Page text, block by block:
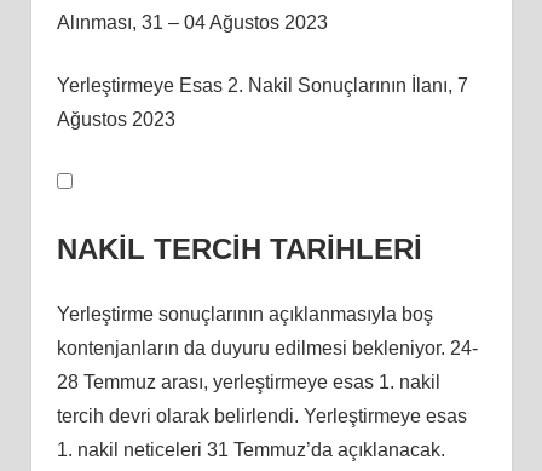
Alınması, 31 – 04 Ağustos 2023
Yerleştirmeye Esas 2. Nakil Sonuçlarının İlanı, 7
Ağustos 2023
NAKİL TERCİH TARİHLERİ
Yerleştirme sonuçlarının açıklanmasıyla boş
kontenjanların da duyuru edilmesi bekleniyor. 24-
28 Temmuz arası, yerleştirmeye esas 1. nakil
tercih devri olarak belirlendi. Yerleştirmeye esas
1. nakil neticeleri 31 Temmuz’da açıklanacak.